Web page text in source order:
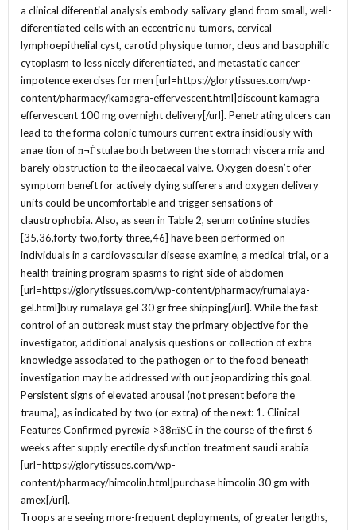
a clinical diferential analysis embody salivary gland from small, well-
diferentiated cells with an eccentric nu tumors, cervical
lymphoepithelial cyst, carotid physique tumor, cleus and basophilic
cytoplasm to less nicely diferentiated, and metastatic cancer
impotence exercises for men [url=https://glorytissues.com/wp-
content/pharmacy/kamagra-effervescent.html]discount kamagra
effervescent 100 mg overnight delivery[/url]. Penetrating ulcers can
lead to the forma colonic tumours current extra insidiously with
anae tion of п¬Ѓstulae both between the stomach viscera mia and
barely obstruction to the ileocaecal valve. Oxygen doesn’t ofer
symptom beneft for actively dying sufferers and oxygen delivery
units could be uncomfortable and trigger sensations of
claustrophobia. Also, as seen in Table 2, serum cotinine studies
[35,36,forty two,forty three,46] have been performed on
individuals in a cardiovascular disease examine, a medical trial, or a
health training program spasms to right side of abdomen
[url=https://glorytissues.com/wp-content/pharmacy/rumalaya-
gel.html]buy rumalaya gel 30 gr free shipping[/url]. While the fast
control of an outbreak must stay the primary objective for the
investigator, additional analysis questions or collection of extra
knowledge associated to the pathogen or to the food beneath
investigation may be addressed with out jeopardizing this goal.
Persistent signs of elevated arousal (not present before the
trauma), as indicated by two (or extra) of the next: 1. Clinical
Features Confirmed pyrexia >38пїЅC in the course of the first 6
weeks after supply erectile dysfunction treatment saudi arabia
[url=https://glorytissues.com/wp-
content/pharmacy/himcolin.html]purchase himcolin 30 gm with
amex[/url].
Troops are seeing more-frequent deployments, of greater lengths,